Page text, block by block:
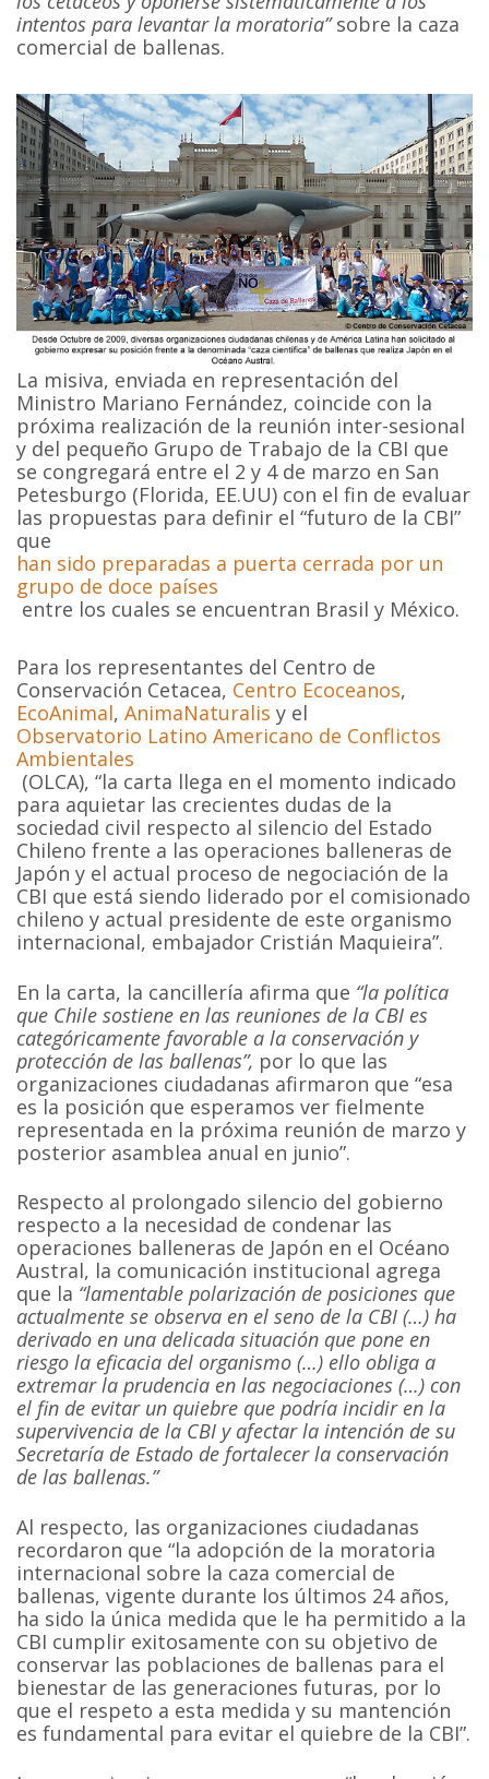
intentos para levantar la moratoria”sobre la caza
comercial de ballenas.
La misiva, enviada en representación del
Ministro Mariano Fernández, coincide con la
próxima realización de la reunión inter-sesional
y del pequeño Grupo de Trabajo de la CBI que
se congregará entre el 2 y 4 de marzo en San
Petesburgo (Florida, EE.UU) con el fin de evaluar
las propuestas para definir el “futuro de la CBI”
que
han sido preparadas a puerta cerrada por un
grupo de doce países
entre los cuales se encuentran Brasil y México.
Para los representantes del Centro de
Conservación Cetacea, Centro Ecoceanos,
EcoAnimal,AnimaNaturalis y el
Observatorio Latino Americano de Conflictos
Ambientales
(OLCA), “la carta llega en el momento indicado
para aquietar las crecientes dudas de la
sociedad civil respecto al silencio del Estado
Chileno frente a las operaciones balleneras de
Japón y el actual proceso de negociación de la
CBI que está siendo liderado por el comisionado
chileno y actual presidente de este organismo
internacional, embajador Cristián Maquieira”.
En la carta, la cancillería afirma que “la política
que Chile sostiene en las reuniones de la CBI es
categóricamente favorable a la conservación y
protección de las ballenas”, por lo que las
organizaciones ciudadanas afirmaron que “esa
es la posición que esperamos ver fielmente
representada en la próxima reunión de marzo y
posterior asamblea anual en junio”.
Respecto al prolongado silencio del gobierno
respecto a la necesidad de condenar las
operaciones balleneras de Japón en el Océano
Austral, la comunicación institucional agrega
que la “lamentable polarización de posiciones que
actualmente se observa en el seno de la CBI (…) ha
derivado en una delicada situación que pone en
riesgo la eficacia del organismo (…) ello obliga a
extremar la prudencia en las negociaciones (…) con
el fin de evitar un quiebre que podría incidir en la
supervivencia de la CBI y afectar la intención de su
Secretaría de Estado de fortalecer la conservación
de las ballenas.”
Al respecto, las organizaciones ciudadanas
recordaron que “la adopción de la moratoria
internacional sobre la caza comercial de
ballenas, vigente durante los últimos 24 años,
ha sido la única medida que le ha permitido a la
CBI cumplir exitosamente con su objetivo de
conservar las poblaciones de ballenas para el
bienestar de las generaciones futuras, por lo
que el respeto a esta medida y su mantención
es fundamental para evitar el quiebre de la CBI”.